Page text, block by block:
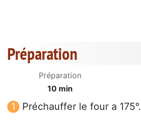
Préparation
Préparation
10 min
Préchauffer le four a 175°.